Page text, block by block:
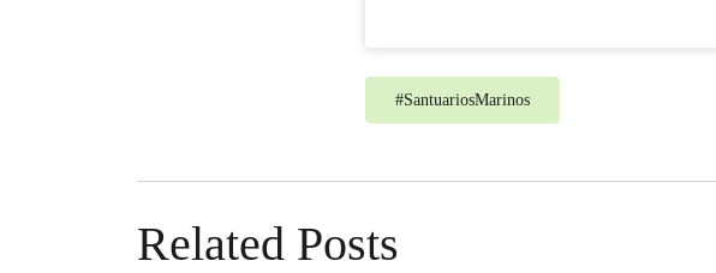
#SantuariosMarinos
Related Posts